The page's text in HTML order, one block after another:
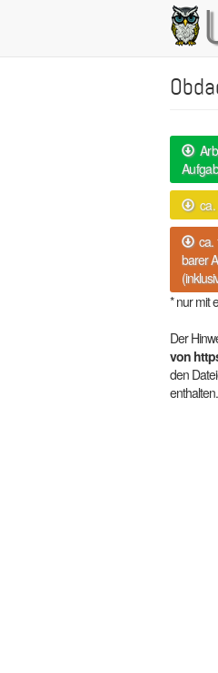
Main
ca.
ca.
barer
* nur mit
Der
von
den
enthalten.